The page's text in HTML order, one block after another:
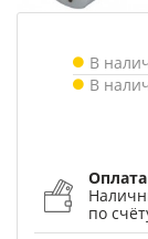
В
В
Оплата
по